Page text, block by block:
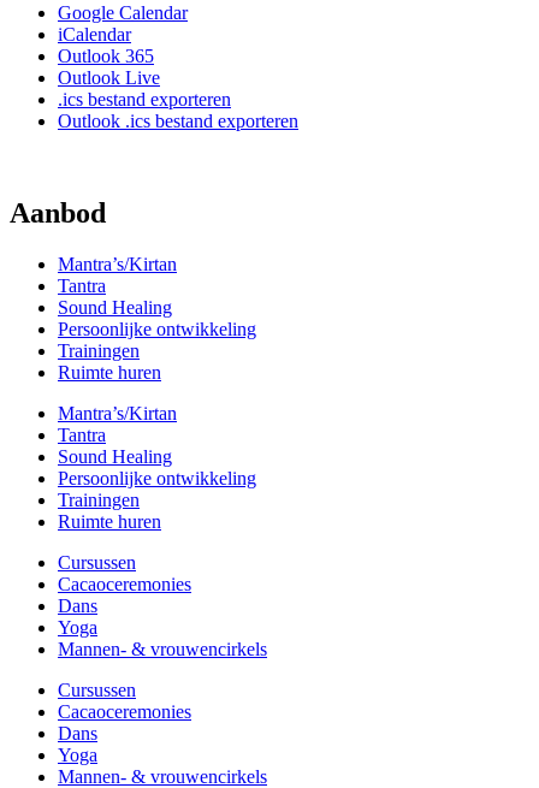
Google Calendar
iCalendar
Outlook 365
Outlook Live
.ics bestand exporteren
Outlook .ics bestand exporteren
Aanbod
Mantra’s/Kirtan
Tantra
Sound Healing
Persoonlijke ontwikkeling
Trainingen
Ruimte huren
Mantra’s/Kirtan
Tantra
Sound Healing
Persoonlijke ontwikkeling
Trainingen
Ruimte huren
Cursussen
Cacaoceremonies
Dans
Yoga
Mannen- & vrouwencirkels
Cursussen
Cacaoceremonies
Dans
Yoga
Mannen- & vrouwencirkels